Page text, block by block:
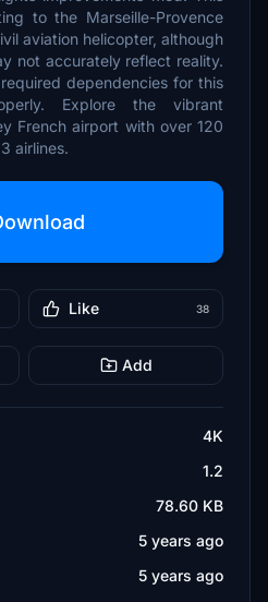
to the Marseille-Provence
aviation helicopter, although
not accurately reflect reality.
dependencies for this
Explore the vibrant
French airport with over 120
airlines.
Like 38
Add
4K
1.2
78.60 KB
5 years ago
5 years ago